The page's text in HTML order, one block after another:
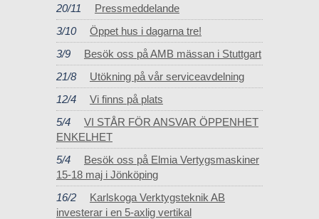
20/11
Pressmeddelande
3/10
Öppet hus i dagarna tre!
3/9
Besök oss på AMB mässan i Stuttgart
21/8
Utökning på vår serviceavdelning
12/4
Vi finns på plats
5/4
VI STÅR FÖR ANSVAR ÖPPENHET
ENKELHET
5/4
Besök oss på Elmia Vertygsmaskiner
15-18 maj i Jönköping
16/2
Karlskoga Verktygsteknik AB
investerar i en 5-axlig vertikal